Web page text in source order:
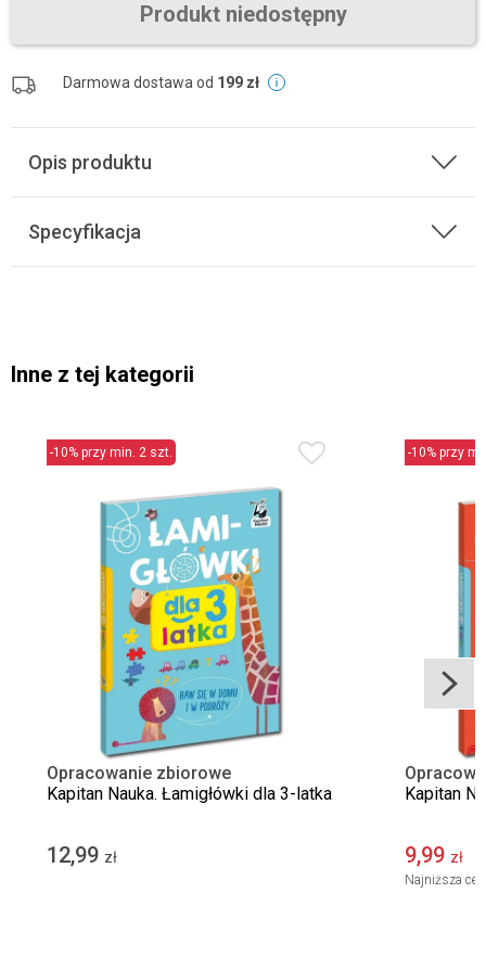
Produkt niedostępny
Darmowa dostawa od 199 zł
Opis produktu
Specyfikacja
Inne z tej kategorii
-10% przy min. 2 szt.
Opracowanie zbiorowe
Kapitan Nauka. Łamigłówki dla 3-latka
12,99 zł
-10% przy
Kapitan
9,99 zł
Najniższa